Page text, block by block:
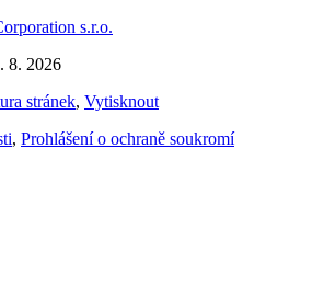
s.r.o.
8. 2026
stránek, Vytisknout
, Prohlášení o ochraně soukromí